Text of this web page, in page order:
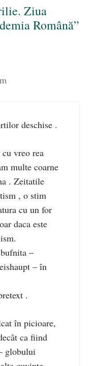
Ziua
Română”
deschise .
vreo rea
multe coarne
. Zeitatile
, o stim
cu un for
daca este
–
– în
.
în picioare,
ca fiind
globului